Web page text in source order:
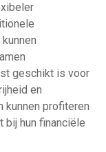
geschikt is voor
en
kunnen profiteren
bij hun financiële